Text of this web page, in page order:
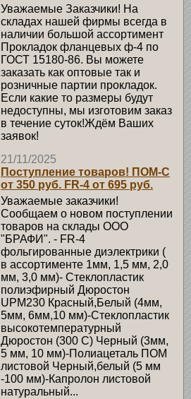
Уважаемые Заказчики! На
складах нашей фирмы всегда в
наличии большой ассортимент
Прокладок фланцевых ф-4 по
ГОСТ 15180-86. Вы можете
заказать как оптовые так и
розничные партии прокладок.
Если какие то размеры будут
недоступны, мы изготовим заказ
в течение суток!Ждём Ваших
заявок!
21/11/2025
Поступление товаров! ПОМ-С
от 350 руб. FR-4 от 695 руб.
Уважаемые заказчики!
Сообщаем о новом поступлении
товаров на склады ООО
"БРАФИ". - FR-4
фольгированные диэлектрики (
в ассортименте 1мм, 1,5 мм, 2,0
мм, 3,0 мм)- Стеклопластик
полиэфирный Дюростон
UPM230 Красный,Белый (4мм,
5мм, 6мм,10 мм)-Стеклопластик
высокотемпературный
Дюростон (300 С) Черный (3мм,
5 мм, 10 мм)-Полиацеталь ПОМ
листовой Черный,белый (5 мм
-100 мм)-Капролон листовой
натуральный...